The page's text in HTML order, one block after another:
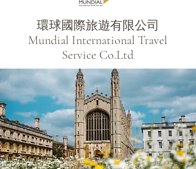
環球國際旅遊有限公司
​Mundial International Travel
Service Co.Ltd